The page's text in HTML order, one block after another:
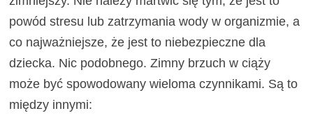
powód stresu lub zatrzymania wody w organizmie, a
co najważniejsze, że jest to niebezpieczne dla
dziecka. Nic podobnego. Zimny brzuch w ciąży
może być spowodowany wieloma czynnikami. Są to
między innymi: